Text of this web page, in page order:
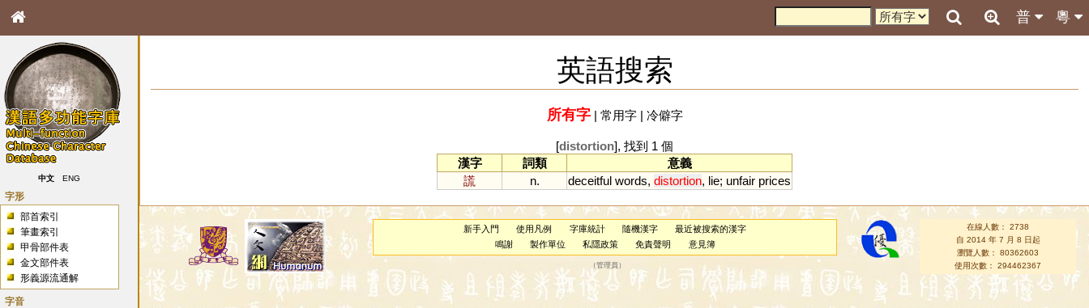
粵
普
中文 ENG
字形
部首索引
筆畫索引
甲骨部件表
金文部件表
形義源流通解
字音
英語搜索
所有字| 常用字| 冷僻字
[distortion], 找到 1 個
漢字
詞類
意義
謊
n. deceitful words, distortion, lie; unfair prices
新手入門 使用凡例 字庫統計 隨機漢字
最近被搜索的漢字
鳴謝
製作單位 私隱政策 免責聲明 意見簿
（管理員 ）
在線人數： 2738
自 2014 年 7 月 8 日起
瀏覽人數： 80362603
使用次數： 294462367